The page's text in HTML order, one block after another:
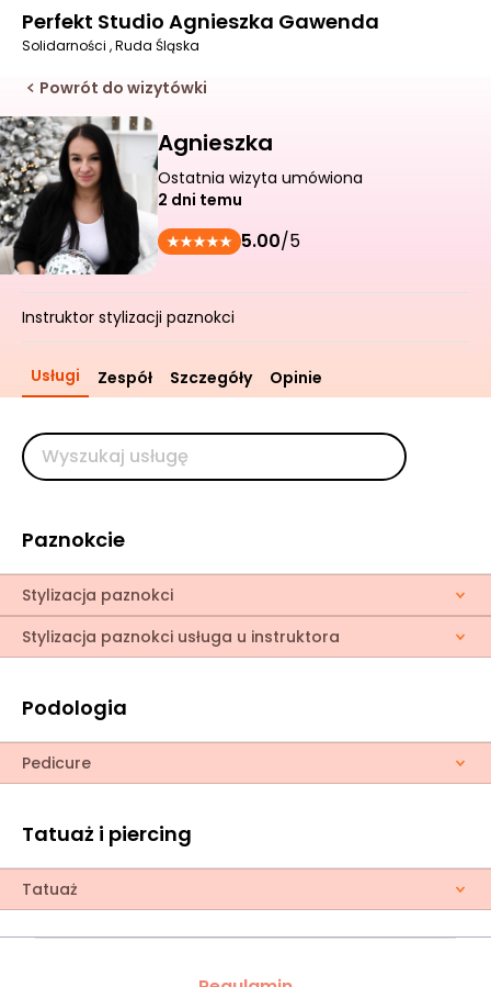
Perfekt Studio Agnieszka Gawenda
Solidarności , Ruda Śląska
Powrót do wizytówki
Agnieszka
Ostatnia wizyta umówiona
2 dni temu
5.00/5
Instruktor stylizacji paznokci
Usługi Zespół Szczegóły Opinie
Paznokcie
Stylizacja paznokci
Stylizacja paznokci usługa u instruktora
Podologia
Pedicure
Tatuaż i piercing
Tatuaż